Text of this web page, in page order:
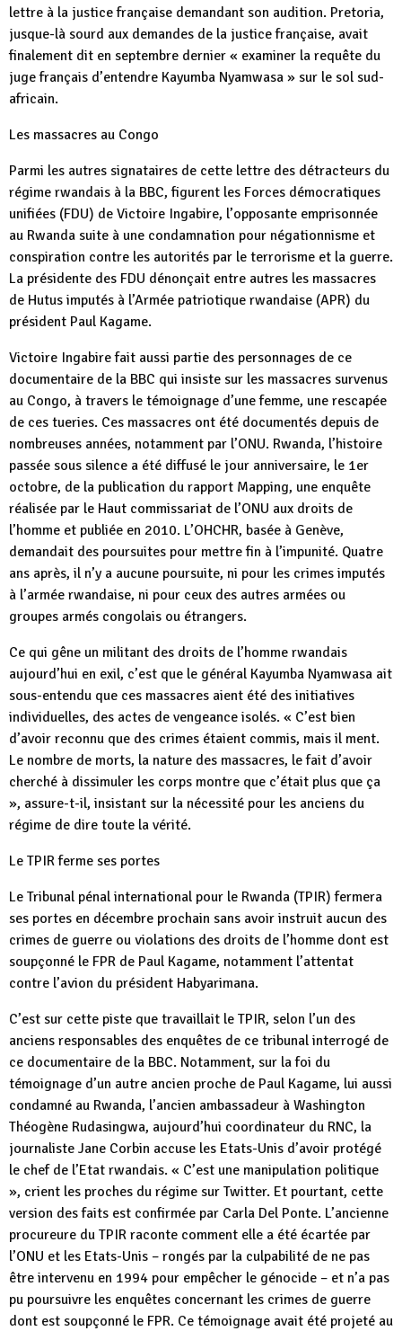
lettre à la justice française demandant son audition. Pretoria,
jusque-là sourd aux demandes de la justice française, avait
finalement dit en septembre dernier « examiner la requête du
juge français d’entendre Kayumba Nyamwasa » sur le sol sud-
africain.
Les massacres au Congo
Parmi les autres signataires de cette lettre des détracteurs du
régime rwandais à la BBC, figurent les Forces démocratiques
unifiées (FDU) de Victoire Ingabire, l’opposante emprisonnée
au Rwanda suite à une condamnation pour négationnisme et
conspiration contre les autorités par le terrorisme et la guerre.
La présidente des FDU dénonçait entre autres les massacres
de Hutus imputés à l’Armée patriotique rwandaise (APR) du
président Paul Kagame.
Victoire Ingabire fait aussi partie des personnages de ce
documentaire de la BBC qui insiste sur les massacres survenus
au Congo, à travers le témoignage d’une femme, une rescapée
de ces tueries. Ces massacres ont été documentés depuis de
nombreuses années, notamment par l’ONU. Rwanda, l’histoire
passée sous silence a été diffusé le jour anniversaire, le 1er
octobre, de la publication du rapport Mapping, une enquête
réalisée par le Haut commissariat de l’ONU aux droits de
l’homme et publiée en 2010. L’OHCHR, basée à Genève,
demandait des poursuites pour mettre fin à l’impunité. Quatre
ans après, il n’y a aucune poursuite, ni pour les crimes imputés
à l’armée rwandaise, ni pour ceux des autres armées ou
groupes armés congolais ou étrangers.
Ce qui gêne un militant des droits de l’homme rwandais
aujourd’hui en exil, c’est que le général Kayumba Nyamwasa ait
sous-entendu que ces massacres aient été des initiatives
individuelles, des actes de vengeance isolés. « C’est bien
d’avoir reconnu que des crimes étaient commis, mais il ment.
Le nombre de morts, la nature des massacres, le fait d’avoir
cherché à dissimuler les corps montre que c’était plus que ça
», assure-t-il, insistant sur la nécessité pour les anciens du
régime de dire toute la vérité.
Le TPIR ferme ses portes
Le Tribunal pénal international pour le Rwanda (TPIR) fermera
ses portes en décembre prochain sans avoir instruit aucun des
crimes de guerre ou violations des droits de l’homme dont est
soupçonné le FPR de Paul Kagame, notamment l’attentat
contre l’avion du président Habyarimana.
C’est sur cette piste que travaillait le TPIR, selon l’un des
anciens responsables des enquêtes de ce tribunal interrogé de
ce documentaire de la BBC. Notamment, sur la foi du
témoignage d’un autre ancien proche de Paul Kagame, lui aussi
condamné au Rwanda, l’ancien ambassadeur à Washington
Théogène Rudasingwa, aujourd’hui coordinateur du RNC, la
journaliste Jane Corbin accuse les Etats-Unis d’avoir protégé
le chef de l’Etat rwandais. « C’est une manipulation politique
», crient les proches du régime sur Twitter. Et pourtant, cette
version des faits est confirmée par Carla Del Ponte. L’ancienne
procureure du TPIR raconte comment elle a été écartée par
l’ONU et les Etats-Unis – rongés par la culpabilité de ne pas
être intervenu en 1994 pour empêcher le génocide – et n’a pas
pu poursuivre les enquêtes concernant les crimes de guerre
dont est soupçonné le FPR. Ce témoignage avait été projeté au